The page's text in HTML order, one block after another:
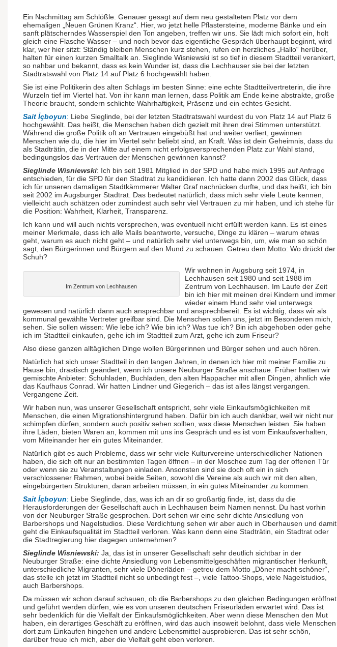
Ein Nachmittag am Schlößle. Genauer gesagt auf dem neu gestalteten Platz vor dem
ehemaligen „Neuen Grünen Kranz“. Hier, wo jetzt helle Pflastersteine, moderne Bänke und ein
sanft plätscherndes Wasserspiel den Ton angeben, treffen wir uns. Sie lädt mich sofort ein, holt
gleich eine Flasche Wasser – und noch bevor das eigentliche Gespräch überhaupt beginnt, wird
klar, wer hier sitzt: Ständig bleiben Menschen kurz stehen, rufen ein herzliches „Hallo“ herüber,
halten für einen kurzen Smalltalk an. Sieglinde Wisniewski ist so tief in diesem Stadtteil verankert,
so nahbar und bekannt, dass es kein Wunder ist, dass die Lechhauser sie bei der letzten
Stadtratswahl von Platz 14 auf Platz 6 hochgewählt haben.
Sie ist eine Politikerin des alten Schlags im besten Sinne: eine echte Stadtteilvertreterin, die ihre
Wurzeln tief im Viertel hat. Von ihr kann man lernen, dass Politik am Ende keine abstrakte, große
Theorie braucht, sondern schlichte Wahrhaftigkeit, Präsenz und ein echtes Gesicht.
Sait İçboyun: Liebe Sieglinde, bei der letzten Stadtratswahl wurdest du von Platz 14 auf Platz 6
hochgewählt. Das heißt, die Menschen haben dich gezielt mit ihren drei Stimmen unterstützt.
Während die große Politik oft an Vertrauen eingebüßt hat und weiter verliert, gewinnen
Menschen wie du, die hier im Viertel sehr beliebt sind, an Kraft. Was ist dein Geheimnis, dass du
als Stadträtin, die in der Mitte auf einem nicht erfolgsversprechenden Platz zur Wahl stand,
bedingungslos das Vertrauen der Menschen gewinnen kannst?
Sieglinde Wisniewski: Ich bin seit 1981 Mitglied in der SPD und habe mich 1995 auf Anfrage
entschieden, für die SPD für den Stadtrat zu kandidieren. Ich hatte dann 2002 das Glück, dass
ich für unseren damaligen Stadtkämmerer Walter Graf nachrücken durfte, und das heißt, ich bin
seit 2002 im Augsburger Stadtrat. Das bedeutet natürlich, dass mich sehr viele Leute kennen,
vielleicht auch schätzen oder zumindest auch sehr viel Vertrauen zu mir haben, und ich stehe für
die Position: Wahrheit, Klarheit, Transparenz.
Ich kann und will auch nichts versprechen, was eventuell nicht erfüllt werden kann. Es ist eines
meiner Merkmale, dass ich alle Mails beantworte, versuche, Dinge zu klären – warum etwas
geht, warum es auch nicht geht – und natürlich sehr viel unterwegs bin, um, wie man so schön
sagt, den Bürgerinnen und Bürgern auf den Mund zu schauen. Getreu dem Motto: Wo drückt der
Schuh?
Im Zentrum von Lechhausen
Wir wohnen in Augsburg seit 1974, in
Lechhausen seit 1980 und seit 1988 im
Zentrum von Lechhausen. Im Laufe der Zeit
bin ich hier mit meinen drei Kindern und immer
wieder einem Hund sehr viel unter­wegs
gewesen und natürlich dann auch an­sprech­bar und ansprech­bereit. Es ist wichtig, dass wir als
kommunal gewählte Ver­treter greifbar sind. Die Menschen sollen uns, jetzt im Beson­deren mich,
sehen. Sie sollen wissen: Wie lebe ich? Wie bin ich? Was tue ich? Bin ich abgehoben oder gehe
ich im Stadt­teil ein­kaufen, gehe ich im Stadt­teil zum Arzt, gehe ich zum Friseur?
Also diese ganzen alltäglichen Dinge wollen Bürgerinnen und Bürger sehen und auch hören.
Natürlich hat sich unser Stadtteil in den langen Jahren, in denen ich hier mit meiner Familie zu
Hause bin, drastisch geändert, wenn ich unsere Neuburger Straße anschaue. Früher hatten wir
gemischte Anbieter: Schuhladen, Buchladen, den alten Happacher mit allen Dingen, ähnlich wie
das Kaufhaus Conrad. Wir hatten Lindner und Giegerich – das ist alles längst vergangen.
Vergangene Zeit.
Wir haben nun, was unserer Gesellschaft entspricht, sehr viele Einkaufsmöglichkeiten mit
Menschen, die einen Migrationshintergrund haben. Dafür bin ich auch dankbar, weil wir nicht nur
schimpfen dürfen, sondern auch positiv sehen sollten, was diese Menschen leisten. Sie haben
ihre Läden, bieten Waren an, kommen mit uns ins Gespräch und es ist vom Einkaufsverhalten,
vom Miteinander her ein gutes Miteinander.
Natürlich gibt es auch Probleme, dass wir sehr viele Kulturvereine unterschiedlicher Nationen
haben, die sich oft nur an bestimmten Tagen öffnen – in der Moschee zum Tag der offenen Tür
oder wenn sie zu Veranstaltungen einladen. Ansonsten sind sie doch oft ein in sich
verschlossener Rahmen, wobei beide Seiten, sowohl die Vereine als auch wir mit den alten,
eingebürgerten Strukturen, daran arbeiten müssen, in ein gutes Miteinander zu kommen.
Sait İçboyun: Liebe Sieglinde, das, was ich an dir so großartig finde, ist, dass du die
Herausforderungen der Gesellschaft auch in Lechhausen beim Namen nennst. Du hast vorhin
von der Neuburger Straße gesprochen. Dort sehen wir eine sehr dichte Ansiedlung von
Barbershops und Nagelstudios. Diese Verdichtung sehen wir aber auch in Oberhausen und damit
geht die Einkaufsqualität im Stadtteil verloren. Was kann denn eine Stadträtin, ein Stadtrat oder
die Stadtregierung hier dagegen unternehmen?
Sieglinde Wisniewski: Ja, das ist in unserer Gesellschaft sehr deutlich sichtbar in der
Neuburger Straße: eine dichte Ansiedlung von Lebensmittelgeschäften migrantischer Herkunft,
unterschiedliche Migranten, sehr viele Dönerläden – getreu dem Motto „Döner macht schöner“,
das stelle ich jetzt im Stadtteil nicht so unbedingt fest –, viele Tattoo-Shops, viele Nagelstudios,
auch Barbershops.
Da müssen wir schon darauf schauen, ob die Barbershops zu den gleichen Bedingungen eröffnet
und geführt werden dürfen, wie es von unseren deutschen Friseurläden erwartet wird. Das ist
sehr bedenklich für die Vielfalt der Einkaufsmöglichkeiten. Aber wenn diese Menschen den Mut
haben, ein derartiges Geschäft zu eröffnen, wird das auch insoweit belohnt, dass viele Menschen
dort zum Einkaufen hingehen und andere Lebensmittel ausprobieren. Das ist sehr schön,
darüber freue ich mich, aber die Vielfalt geht eben verloren.